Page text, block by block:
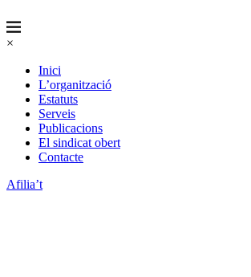
×
Inici
L’organització
Estatuts
Serveis
Publicacions
El sindicat obert
Contacte
Afilia’t